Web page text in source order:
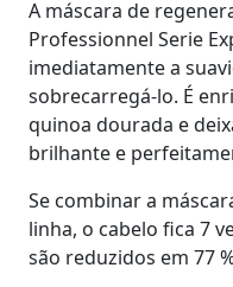
A máscara de
Professionnel Serie
imediatamente a
sobrecarregá-lo. É
quinoa dourada e
brilhante e
Se combinar a
linha, o cabelo fica 7
são reduzidos em 77